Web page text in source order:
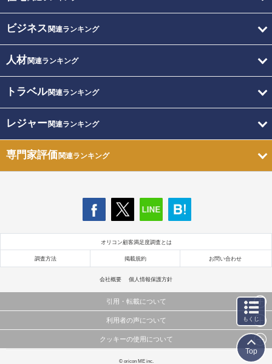
ビジネス 関連ランキング
人材関連ランキング
トラベル関連ランキング
レジャー関連ランキング
専門家評価関連ランキング
オリコン顧客満足度調査とは
調査方法 掲載規約 お問い合わせ
会社概要 個人情報保護方針
引用・転載について
当サイトで公開されている情報（文字、写真、イラスト、画像データ等）及びこれらの配置・
これらの情報を権利者の許可なく無断転載・複製などの二次利用を行うことは固く禁じており
利用者の声について
当サイトに掲載している内容はすべてサービスの利用者が提出された見解・感想です。
クッキーの使用について
このサイトでは Cookie を使用して、ユーザーに合わせたコンテンツや広告の表示、ソーシャル
© oricon ME inc.
もくじ
Top